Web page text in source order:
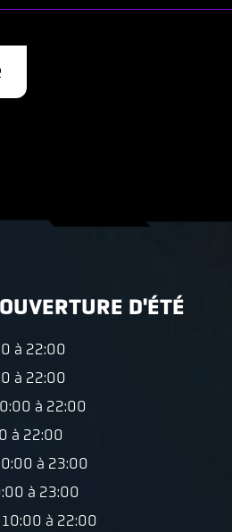
D'ÉTÉ
à 22:00
à 22:00
à 22:00
à 22:00
à 23:00
à 23:00
10:00 à 22:00